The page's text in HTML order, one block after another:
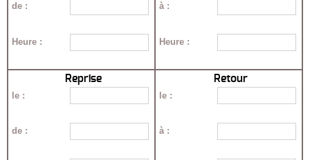
de :
Heure :
à:
Heure :
Reprise
le :
de :
Retour
le :
à: